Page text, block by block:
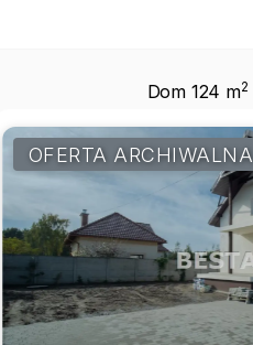
Dom 124 m2
OFERTA ARCHIWALNA